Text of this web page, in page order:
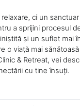
ci un
a sprijini procesul
și un suflet mai
o viață mai
& Retreat, vei
cu tine însuți.